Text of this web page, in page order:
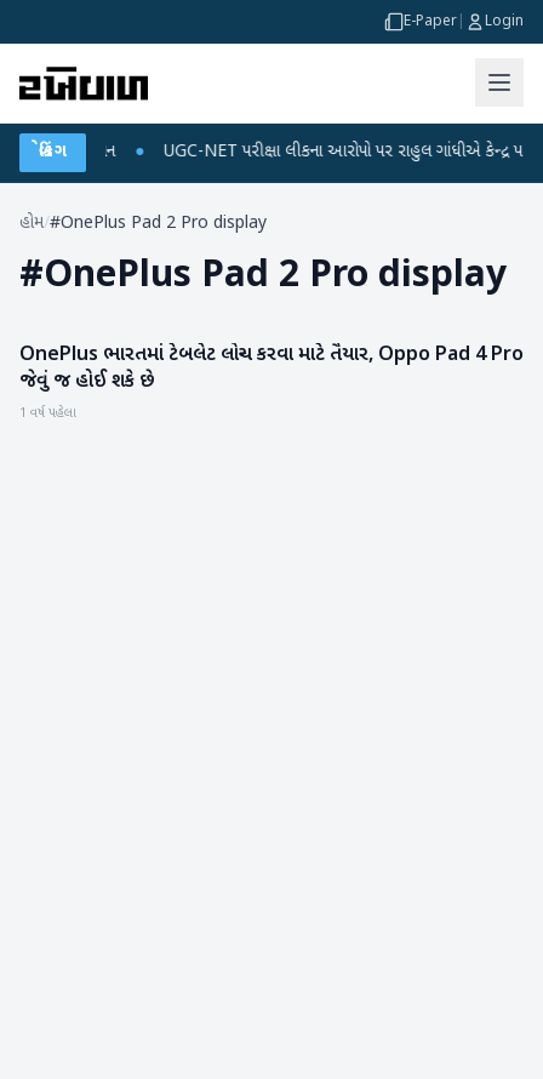
E-Paper Login
બ્રેકિંગ
ડેટા પ્લાન ● UGC-NET પરીક્ષા લીકના આરોપો પર રાહુલ ગાંધીએ કેન્દ્ર પર
હોમ/#OnePlus Pad 2 Pro display
#OnePlus Pad 2 Pro display
ગેજેટ
OnePlus ભારતમાં ટેબલેટ લોન્ચ કરવા માટે તૈયાર, Oppo Pad 4 Pro
જેવું જ હોઈ શકે છે
1 વર્ષ પહેલા